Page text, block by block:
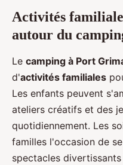
Activités
autour du
Le camping à Port
d'activités familiales
Les enfants peuvent
ateliers créatifs et des
quotidiennement. Les
familles l'occasion de
spectacles